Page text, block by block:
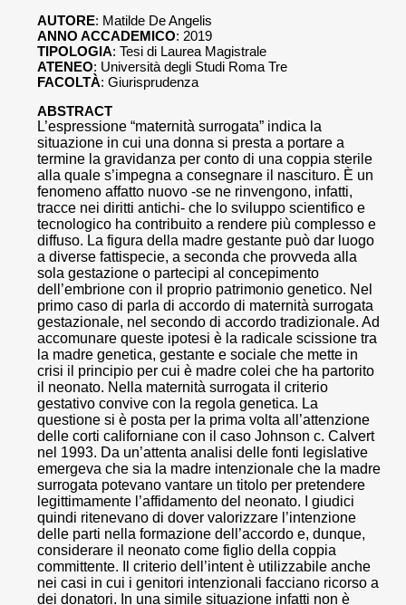
AUTORE: Matilde De Angelis
ANNO ACCADEMICO: 2019
TIPOLOGIA: Tesi di Laurea Magistrale
ATENEO: Università degli Studi Roma Tre
FACOLTÀ: Giurisprudenza
ABSTRACT
L’espressione “maternità surrogata” indica la
situazione in cui una donna si presta a portare a
termine la gravidanza per conto di una coppia sterile
alla quale s’impegna a consegnare il nascituro. È un
fenomeno affatto nuovo -se ne rinvengono, infatti,
tracce nei diritti antichi- che lo sviluppo scientifico e
tecnologico ha contribuito a rendere più complesso e
diffuso. La figura della madre gestante può dar luogo
a diverse fattispecie, a seconda che provveda alla
sola gestazione o partecipi al concepimento
dell’embrione con il proprio patrimonio genetico. Nel
primo caso di parla di accordo di maternità surrogata
gestazionale, nel secondo di accordo tradizionale. Ad
accomunare queste ipotesi è la radicale scissione tra
la madre genetica, gestante e sociale che mette in
crisi il principio per cui è madre colei che ha partorito
il neonato. Nella maternità surrogata il criterio
gestativo convive con la regola genetica. La
questione si è posta per la prima volta all’attenzione
delle corti californiane con il caso Johnson c. Calvert
nel 1993. Da un’attenta analisi delle fonti legislative
emergeva che sia la madre intenzionale che la madre
surrogata potevano vantare un titolo per pretendere
legittimamente l’affidamento del neonato. I giudici
quindi ritenevano di dover valorizzare l’intenzione
delle parti nella formazione dell’accordo e, dunque,
considerare il neonato come figlio della coppia
committente. Il criterio dell’intent è utilizzabile anche
nei casi in cui i genitori intenzionali facciano ricorso a
dei donatori. In una simile situazione infatti non è